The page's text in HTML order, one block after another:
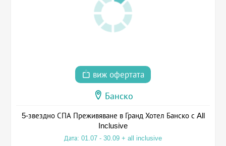
виж офертата
Банско
5-звездно СПА Преживяване в Гранд Хотел Банско с All
Inclusive
Дата: 01.07 - 30.09 + all inclusive